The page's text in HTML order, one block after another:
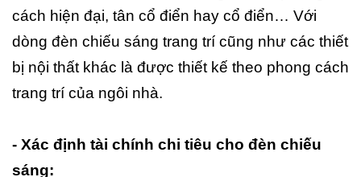
cách hiện đại, tân cổ điển hay cổ điển… Với
dòng đèn chiếu sáng trang trí cũng như các thiết
bị nội thất khác là được thiết kế theo phong cách
trang trí của ngôi nhà.
- Xác định tài chính chi tiêu cho đèn chiếu
sáng: